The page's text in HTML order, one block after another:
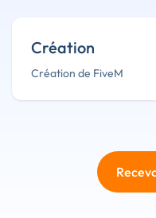
Création
Création de FiveM